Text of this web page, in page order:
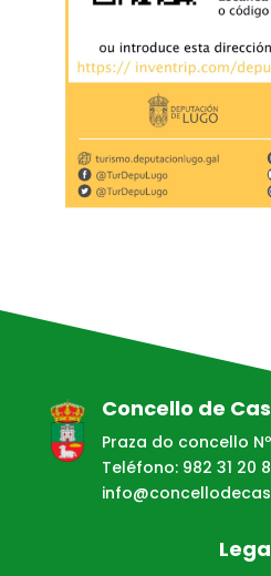
Concello de
Praza do concello
Teléfono: 982 31 20